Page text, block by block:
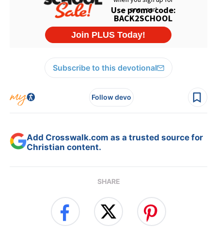
Subscribe to this devotional
Follow devo
Add Crosswalk.com as a trusted source for
Christian content.
SHARE